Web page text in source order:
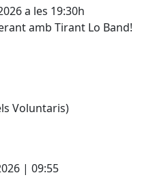
a les 19:30h
amb Tirant Lo Band!
Voluntaris)
| 09:55